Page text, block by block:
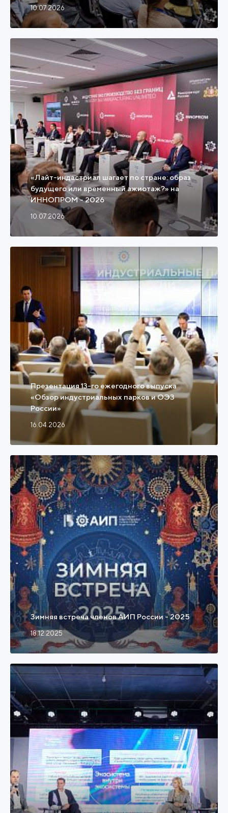
10.07.2026
«Лайт-индастриал шагает по стране: образ
будущего или временный ажиотаж?» на
ИННОПРОМ - 2026
10.07.2026
Презентация 13-го ежегодного выпуска
«Обзор индустриальных парков и ОЭЗ
России»
16.04.2026
Зимняя встреча членов АИП России - 2025
18.12.2025